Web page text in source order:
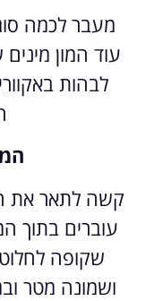
מעבר לכמה
עוד המון
לבהות
קשה לתאר את
עוברים בתוך
שקופה
ושמונה מטר